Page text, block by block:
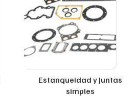
Estanqueidad y Juntas
simples